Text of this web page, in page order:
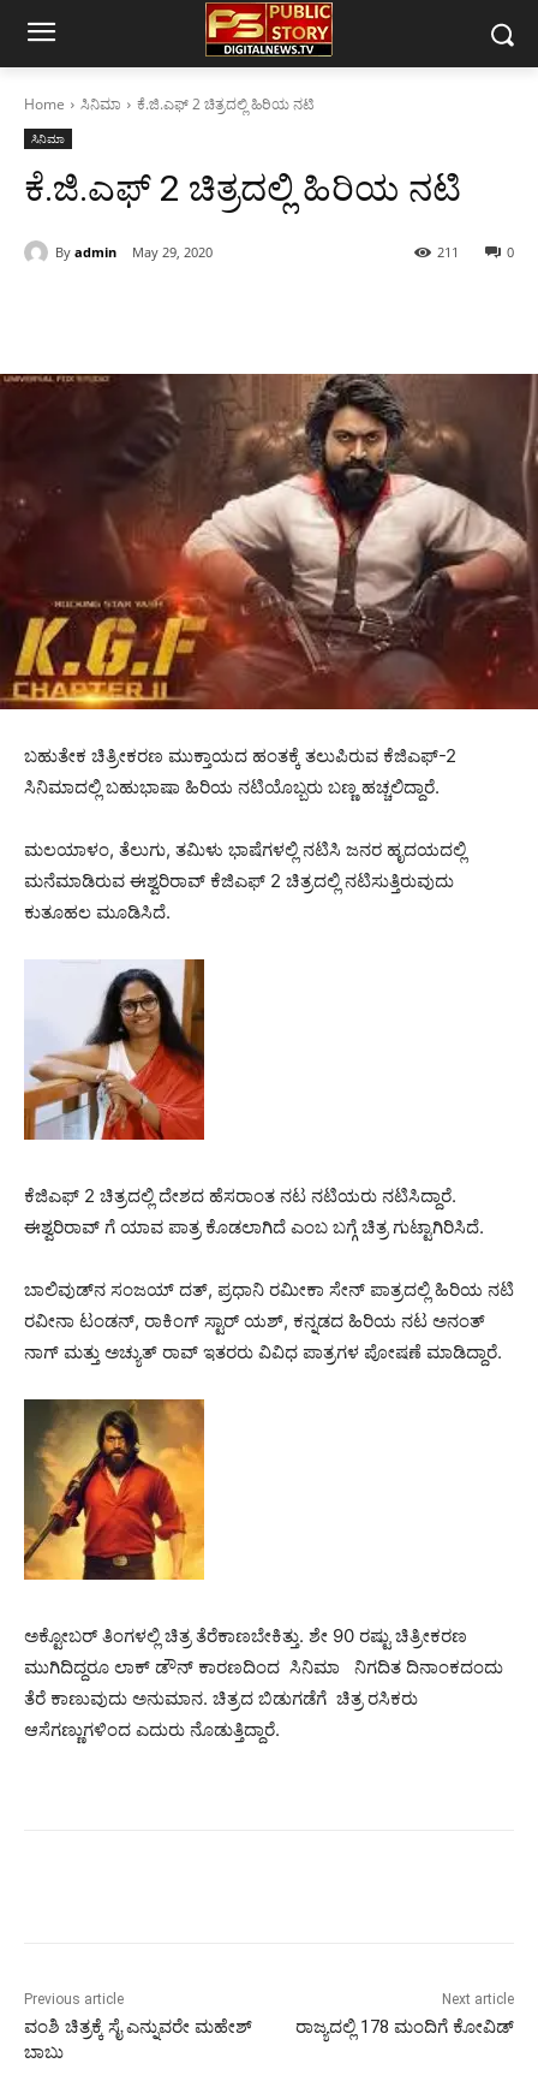
Home ಸಿನಿಮಾ ಕೆ.ಜಿ.ಎಫ್ 2 ಚಿತ್ರದಲ್ಲಿ ಹಿರಿಯ ನಟಿ
ಸಿನಿಮಾ
ಕೆ.ಜಿ.ಎಫ್ 2 ಚಿತ್ರದಲ್ಲಿ ಹಿರಿಯ ನಟಿ
By admin May 29, 2020 0
211
ಬಹುತೇಕ ಚಿತ್ರೀಕರಣ ಮುಕ್ತಾಯದ ಹಂತಕ್ಕೆ ತಲುಪಿರುವ ಕೆಜಿಎಫ್-2
ಸಿನಿಮಾದಲ್ಲಿ ಬಹುಭಾಷಾ ಹಿರಿಯ ನಟಿಯೊಬ್ಬರು ಬಣ್ಣ ಹಚ್ಚಲಿದ್ದಾರೆ.
ಮಲಯಾಳಂ, ತೆಲುಗು, ತಮಿಳು ಭಾಷೆಗಳಲ್ಲಿ ನಟಿಸಿ ಜನರ ಹೃದಯದಲ್ಲಿ
ಮನೆಮಾಡಿರುವ ಈಶ್ವರಿರಾವ್ ಕೆಜಿಎಫ್ 2 ಚಿತ್ರದಲ್ಲಿ ನಟಿಸುತ್ತಿರುವುದು
ಕುತೂಹಲ ಮೂಡಿಸಿದೆ.
ಕೆಜಿಎಫ್ 2 ಚಿತ್ರದಲ್ಲಿ ದೇಶದ ಹೆಸರಾಂತ ನಟ ನಟಿಯರು ನಟಿಸಿದ್ದಾರೆ.
ಈಶ್ವರಿರಾವ್ ಗೆ ಯಾವ ಪಾತ್ರ ಕೊಡಲಾಗಿದೆ ಎಂಬ ಬಗ್ಗೆ ಚಿತ್ರ ಗುಟ್ಟಾಗಿರಿಸಿದೆ.
ಬಾಲಿವುಡ್‌ನ ಸಂಜಯ್ ದತ್, ಪ್ರಧಾನಿ ರಮೀಕಾ ಸೇನ್ ಪಾತ್ರದಲ್ಲಿ ಹಿರಿಯ ನಟಿ
ರವೀನಾ ಟಂಡನ್, ರಾಕಿಂಗ್ ಸ್ಟಾರ್ ಯಶ್, ಕನ್ನಡದ ಹಿರಿಯ ನಟ ಅನಂತ್
ನಾಗ್ ಮತ್ತು ಅಚ್ಯುತ್ ರಾವ್ ಇತರರು ವಿವಿಧ ಪಾತ್ರಗಳ ಪೋಷಣೆ ಮಾಡಿದ್ದಾರೆ.
ಅಕ್ಟೋಬರ್ ತಿಂಗಳಲ್ಲಿ ಚಿತ್ರ ತೆರೆಕಾಣಬೇಕಿತ್ತು. ಶೇ 90 ರಷ್ಟು ಚಿತ್ರೀಕರಣ
ಮುಗಿದಿದ್ದರೂ ಲಾಕ್ ಡೌನ್ ಕಾರಣದಿಂದ ಸಿನಿಮಾ ನಿಗದಿತ ದಿನಾಂಕದಂದು
ತೆರೆ ಕಾಣುವುದು ಅನುಮಾನ. ಚಿತ್ರದ ಬಿಡುಗಡೆಗೆ ಚಿತ್ರ ರಸಿಕರು
ಆಸೆಗಣ್ಣುಗಳಿಂದ ಎದುರು ನೊಡುತ್ತಿದ್ದಾರೆ.
Previous article
ವಂಶಿ ಚಿತ್ರಕ್ಕೆ ಸೈ ಎನ್ನುವರೇ ಮಹೇಶ್
ಬಾಬು
Next article
ರಾಜ್ಯದಲ್ಲಿ 178 ಮಂದಿಗೆ ಕೋವಿಡ್